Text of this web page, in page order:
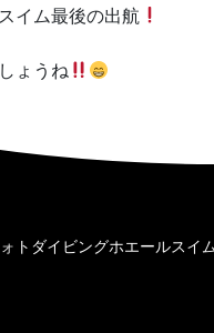
イム最後の出航
ょうね
トダイビングホエールスイ